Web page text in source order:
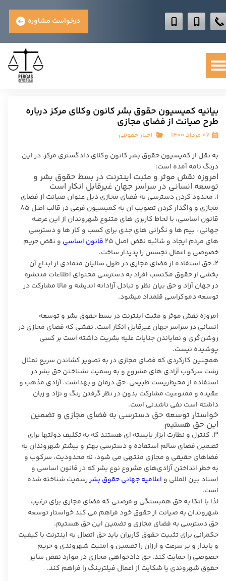
درخواست مشاوره
بیانیه کمیسیون حقوق بشر کانون وکلای مرکز درباره
طرح صیانت از فضای مجازی
۰۷ مرداد ۱۴۰۰ اخبار حقوقی
به نقل از کمیسیون حقوق بشر کانون وکلای دادگستری مرکز، در این
درنگ نامه آمده است:
امروزه نقش موثر و مثبت اینترنت در بسط حقوق بشر و
توسعه انسانی در سراسر جهان غیرقابل انکار است
١. محدود کردن دسترسی به فضای مجازی ذیل عنوان صیانت از فضای
مجازی و واگذار کردن تصویب ان به کمیسیون فرعی در قالب اصل ۸۵
قانون اساسی، با لحاظ کاربری های متنوع شهروندان از این عرصه
جهانی ، بیم ها و نگرانی های جدی برای کسب و کار ها و دسترسی
های مردم ایجاد و شائبه نقض اصل ۲۵
قانون اساسی و نقض حریم
خصوصی و اعمال تجسس را پدیدار ساخت.
٢. حق استفاده از فضای مجازی در طول سالیان متمادی از ابداع آن
بخشی از حقوق مکتسب افراد به دسترسی محتوای اطلاعات منتشره
در جهان آزاد و حق بیان نظر و تبادل آزادانه اندیشه و مالا مشارکت در
توسعه دموکراسی قلمداد میشود.
امروزه نقش موثر و مثبت اینترنت در بسط حقوق بشر و توسعه
انسانی در سراسر جهان غیرقابل انکار است. نقشی که فضای مجازی در
روشن‌گری و نمایاندن جنایات علیه بشریت داشته است بر کسی
پوشیده نیست.
همچنین کارکردی که فضای مجازی در به تصویر کشاندن سریع تمثال
زشت سرکوب آزادی های مشروع و به رسمیت نشناختن حق بشر در
استفاده از محیط‌زیست طبیعی، حق درمان و بهداشت، آزادی مذهب و
عقیده و ممنوعیت مشارکت بدون در نظر گرفتن رنگ و نژاد و زبان
داشته است نفی ناشدنی است.
خواستار توسعه حق دسترسی به فضای مجازی و تضمین
این حق هستیم
٣. کنترل و نظارت ابزار بایسته ای هستند که به تکلیف دولتها برای
تضمین فضای سالم استفاده و دسترسی بهتر و بیشتر شهروندان به
فضاهای حقیقی و مجازی منتهی می شود، نه محدودیت، سرکوب و
به خطر انداختن آزادی‌های مشروع نوع بشر که در قانون اساسی و
اسناد بین المللی و اعلامیه جهانی حقوق بشررسمیت شناخته شده
است.
لذا با اتکا به حق همبستگی و فرصتی که فضای مجازی برای ترغیب
شهروندان به صیانت از حقوق خود فراهم می کند خواستار توسعه
حق دسترسی به فضای مجازی و تضمین این حق هستیم.
حکمرانی برای تثبیت حقوق کاربران باید حق اتصال به اینترنت با کیفیت
و پایدار و پر سرعت و ارزان را تضمین و امنیت شهروندی و حریم
خصوصی را حمایت کند. حق دادخواهی مجازی در موارد نقض سایر
حقوق شهروندی یا شکایت از اعمال فیلترینگ را فراهم کند.